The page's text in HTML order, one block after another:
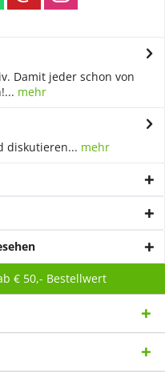
Damit jeder schon von
mehr
diskutieren... mehr
€ 50,- Bestellwert